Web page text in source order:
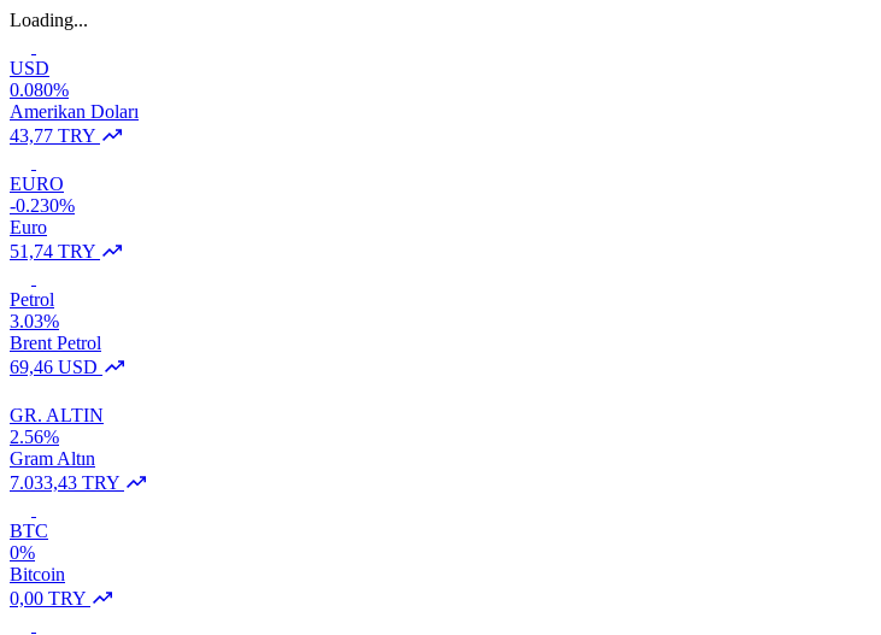
Loading...
USD
0.080%
Amerikan Doları
43,77 TRY
EURO
-0.230%
Euro
51,74 TRY
Petrol
3.03%
Brent Petrol
69,46 USD
GR. ALTIN
2.56%
Gram Altın
7.033,43 TRY
BTC
0%
Bitcoin
0,00 TRY